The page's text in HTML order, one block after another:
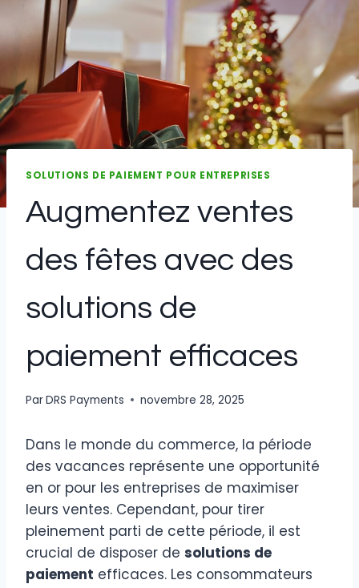
SOLUTIONS DE PAIEMENT POUR ENTREPRISES
Augmentez ventes
des fêtes avec des
solutions de
paiement efficaces
ParDRS Payments novembre 28, 2025
Dans le monde du commerce, la période
des vacances représente une opportunité
en or pour les entreprises de maximiser
leurs ventes. Cependant, pour tirer
pleinement parti de cette période, il est
crucial de disposer de solutions de
paiement efficaces. Les consommateurs